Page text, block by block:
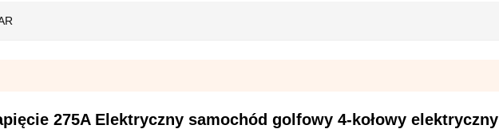
275A Elektryczny samochód golfowy 4-kołowy elektryczny